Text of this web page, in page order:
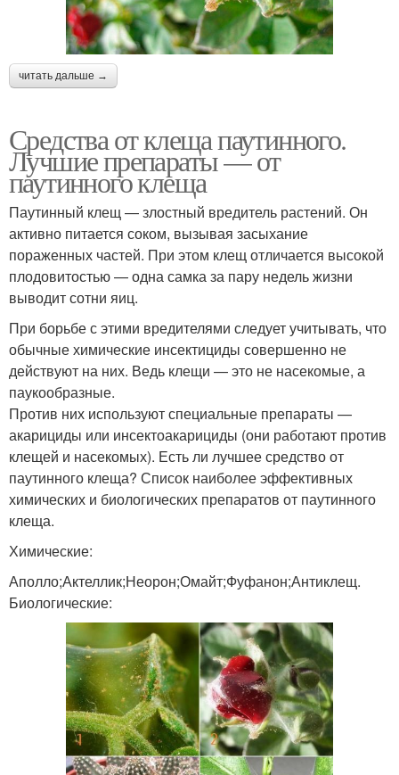
читать дальше →
Средства от клеща паутинного.
Лучшие препараты — от
паутинного клеща
Паутинный клещ — злостный вредитель растений. Он
активно питается соком, вызывая засыхание
пораженных частей. При этом клещ отличается высокой
плодовитостью — одна самка за пару недель жизни
выводит сотни яиц.
При борьбе с этими вредителями следует учитывать, что
обычные химические инсектициды совершенно не
действуют на них. Ведь клещи — это не насекомые, а
паукообразные.
Против них используют специальные препараты —
акарициды или инсектоакарициды (они работают против
клещей и насекомых). Есть ли лучшее средство от
паутинного клеща? Список наиболее эффективных
химических и биологических препаратов от паутинного
клеща.
Химические:
Аполло;Актеллик;Неорон;Омайт;Фуфанон;Антиклещ.
Биологические: